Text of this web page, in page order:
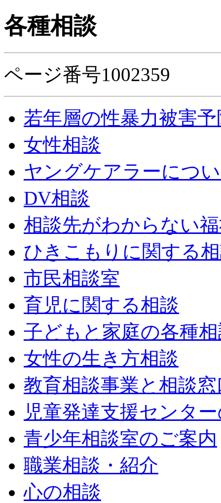
各種相談
ページ番号1002359
若年層の性暴力被害
女性相談
ヤングケアラーにつ
DV相談
相談先がわからない
ひきこもりに関する
市民相談室
育児に関する相談
子どもと家庭の各種
女性の生き方相談
教育相談事業と相談
児童発達支援センタ
青少年相談室のご案内
職業相談・紹介
心の相談